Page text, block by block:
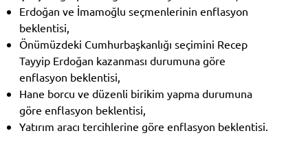
Erdoğan ve İmamoğlu seçmenlerinin enflasyon
beklentisi,
Önümüzdeki Cumhurbaşkanlığı seçimini Recep
Tayyip Erdoğan kazanması durumuna göre
enflasyon beklentisi,
Hane borcu ve düzenli birikim yapma durumuna
göre enflasyon beklentisi,
Yatırım aracı tercihlerine göre enflasyon beklentisi.